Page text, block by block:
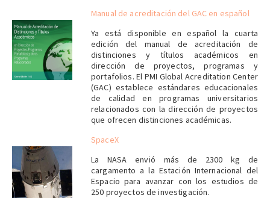
Manual de acreditación del GAC en español
Ya está disponible en español la cuarta
edición del manual de acreditación de
distinciones y títulos académicos en
dirección de proyectos, programas y
portafolios. El PMI Global Acreditation Center
(GAC) establece estándares educacionales
de calidad en programas universitarios
relacionados con la dirección de proyectos
que ofrecen distinciones académicas.
SpaceX
La NASA envió más de 2300 kg de
cargamento a la Estación Internacional del
Espacio para avanzar con los estudios de
250 proyectos de investigación.